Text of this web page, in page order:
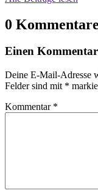
0 Kommentare
Einen
Deine E-Mail-Adresse
Felder sind mit *
Kommentar *